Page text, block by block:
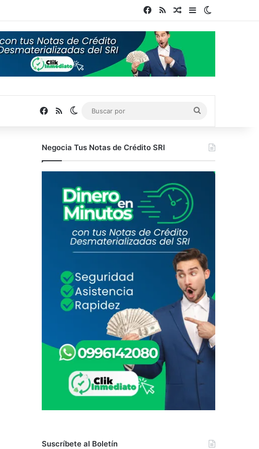
Facebook
RSS Publicación al azar
Barra lateral
Facebook
RSS Switch skin
por
Negocia Tus Notas de Crédito SRI
Suscríbete al Boletín